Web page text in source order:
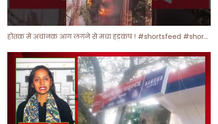
होतक में अचानक आग लगने से मचा हड़कंप ! #shortsfeed #shorts #viralshorts